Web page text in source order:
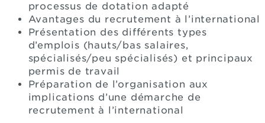
processus de dotation adapté
Avantages du recrutement à l’international
Présentation des différents types
d’emplois (hauts/bas salaires,
spécialisés/peu spécialisés) et principaux
permis de travail
Préparation de l’organisation aux
implications d’une démarche de
recrutement à l’international